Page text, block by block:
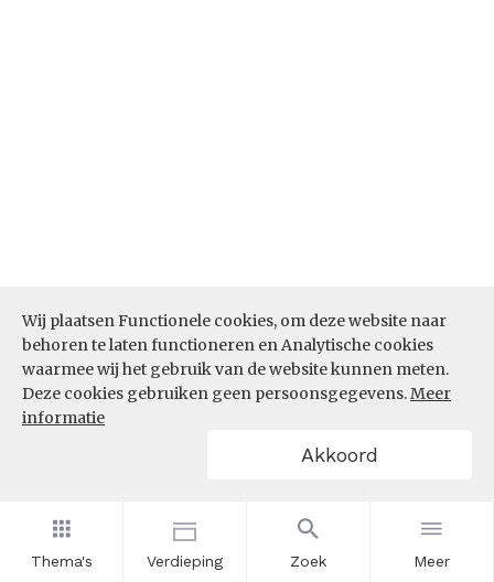
Thema's Verdieping Zoek Meer
Wij plaatsen Functionele cookies, om deze website naar
behoren te laten functioneren en Analytische cookies
waarmee wij het gebruik van de website kunnen meten.
Deze cookies gebruiken geen persoonsgegevens.Meer
informatie
Akkoord
Bron:CBS microdata (EBB)(05-03-2026)
Werkenden deelname leven lang
leren (%)
werkenden dat deelneemt aan leven lang leren in
de sector Horeca de afgelopen jaren toe- of